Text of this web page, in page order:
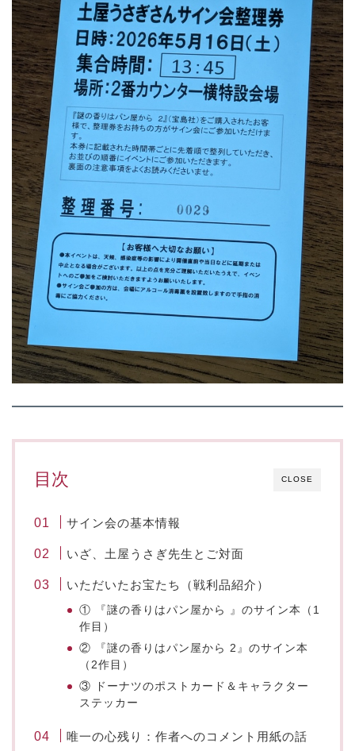
CLOSE
目次
サイン会の基本情報
いざ、土屋うさぎ先生とご対面
いただいたお宝たち（戦利品紹介）
① 『謎の香りはパン屋から 』のサイン本（1
作目）
② 『謎の香りはパン屋から 2』のサイン本
（2作目）
③ ドーナツのポストカード＆キャラクター
ステッカー
唯一の心残り：作者へのコメント用紙の話